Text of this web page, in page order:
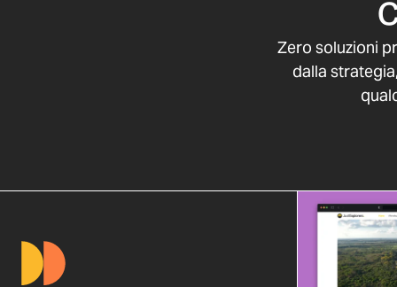
Zero soluzioni
dalla